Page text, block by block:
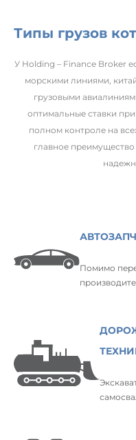
Типы грузов
У Holding – Finance Broker
морскими линиями,
грузовыми
оптимальные ставки
полном контроле на
главное
Помимо